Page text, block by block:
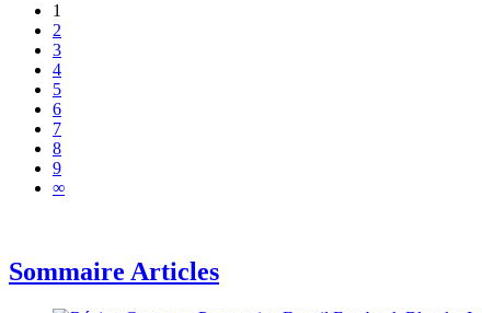
1
2
3
4
5
6
7
8
9
∞
Sommaire Articles